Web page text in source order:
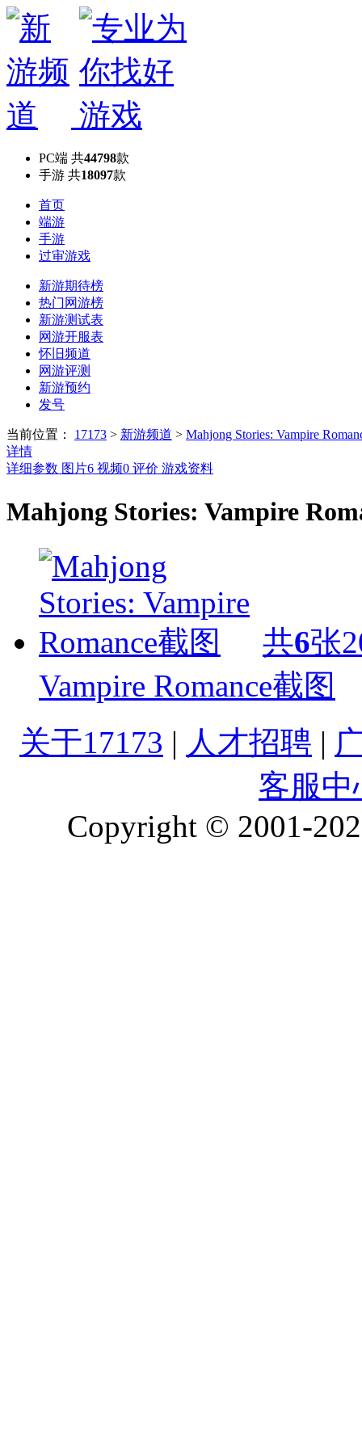
PC端 共44798款
手游 共18097款
首页
端游
手游
过审游戏
新游期待榜
热门网游榜
新游测试表
网游开服表
怀旧频道
网游评测
新游预约
发号
当前位置： 17173 > 新游频道 > Mahjong Stories: Vampire
详情
详细参数 图片6 视频0 评价 游戏资料
Mahjong Stories: Vampire
共6张
Vampire Romance截图
关于17173 | 人才招聘 |
客服中
Copyright © 2001-